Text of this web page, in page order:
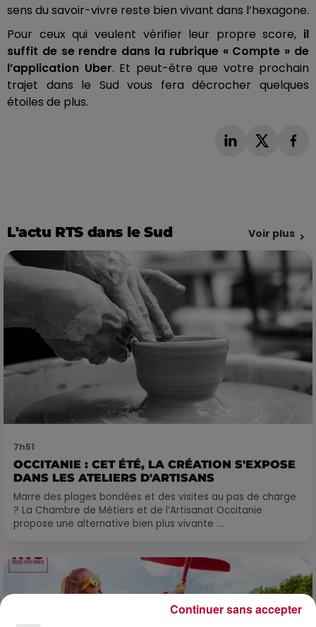
sens du savoir-vivre reste bien vivant dans l’hexagone.
Pour ceux qui veulent vérifier leur propre score, il
suffit de se rendre dans la rubrique « Compte » de
l’application Uber. Et peut-être que votre prochain
trajet dans le Sud vous fera décrocher quelques
étoiles de plus.
L'actu RTS dans le Sud Voir plus
7h51
OCCITANIE : CET ÉTÉ, LA CRÉATION S'EXPOSE
DANS LES ATELIERS D'ARTISANS
Marre des plages bondées et des visites au pas de charge
? La Chambre de Métiers et de l’Artisanat Occitanie
propose une alternative bien plus vivante :...
Continuer sans accepter